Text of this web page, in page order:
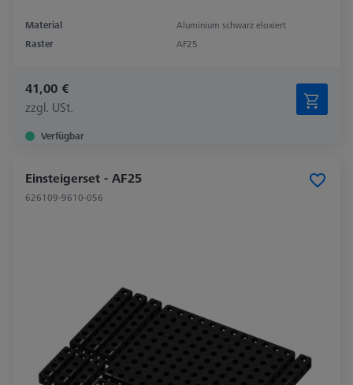
Material
Aluminium schwarz eloxiert
Raster
AF25
41,00 €
zzgl. USt.
Verfügbar
Einsteigerset - AF25
626109-9610-056